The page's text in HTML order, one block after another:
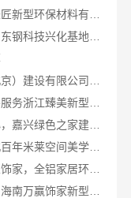
本地化专业室内设计团队省心，嘉兴绿色之家建材科技全程托管
鄂州专业家装实景案例，湖北百年米莱空间美学装饰材料有限公司
广州家装公司全屋装修选精匠饰家，全铝家居环保零甲醛